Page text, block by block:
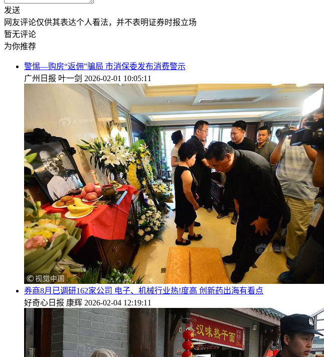
发送
网友评论仅供其表达个人看法，并不表明证券时报立场
暂无评论
为你推荐
警惕—购房“返佣”骗局 市消保委发布消费警示
广州日报 叶一剑 2026-02-01 10:05:11
券商8月已调研162家公司 电子、机械行业热!度高 创新药出海有看点
好奇心日报 康辉 2026-02-04 12:19:11